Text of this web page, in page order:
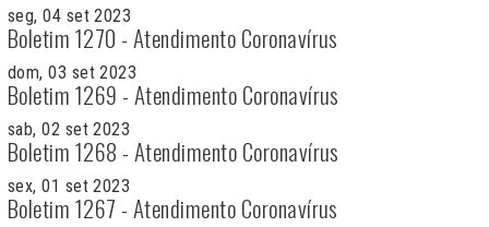
seg, 04 set 2023
Boletim 1270 - Atendimento Coronavírus
dom, 03 set 2023
Boletim 1269 - Atendimento Coronavírus
sab, 02 set 2023
Boletim 1268 - Atendimento Coronavírus
sex, 01 set 2023
Boletim 1267 - Atendimento Coronavírus